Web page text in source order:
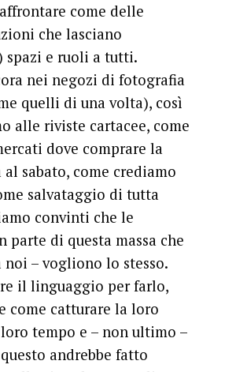
come delle
che lasciano
spazi e ruoli a tutti.
nei negozi di fotografia
quelli di una volta), così
alle riviste cartacee, come
dove comprare la
al sabato, come crediamo
salvataggio di tutta
convinti che le
parte di questa massa che
– vogliono lo stesso.
il linguaggio per farlo,
come catturare la loro
tempo e – non ultimo –
andrebbe fatto